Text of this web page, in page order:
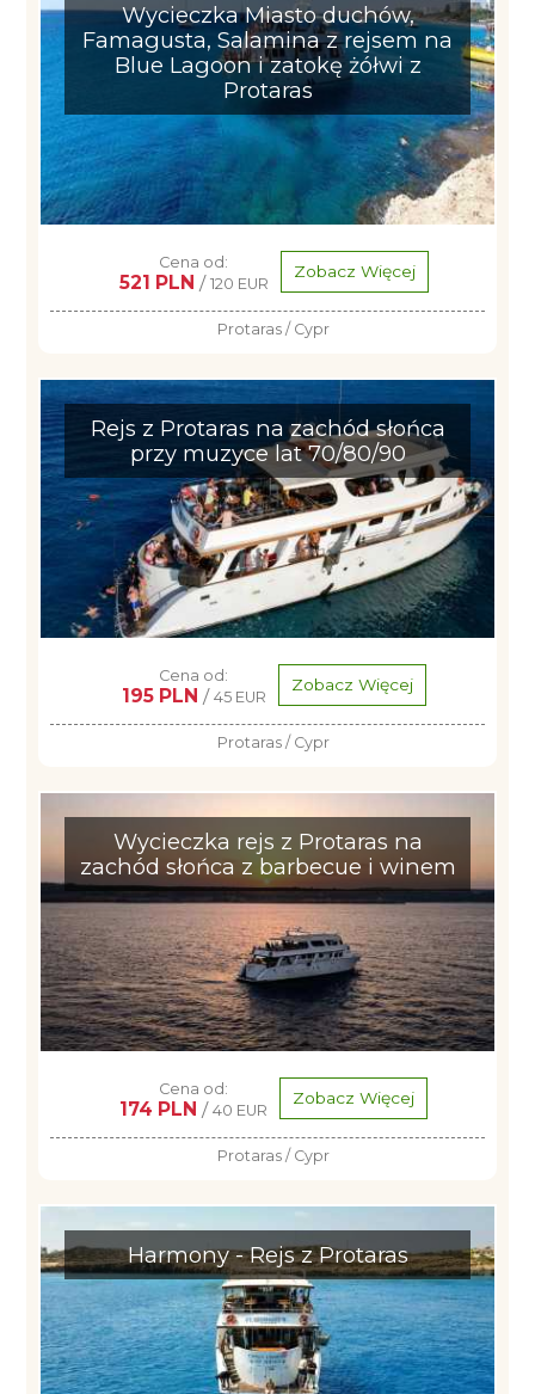
Wycieczka Miasto duchów,
Famagusta, Salamina z rejsem na
Blue Lagoon i zatokę żółwi z
Protaras
Cena od:
521 PLN / 120 EUR
Zobacz Więcej
Protaras / Cypr
Rejs z Protaras na zachód słońca
przy muzyce lat 70/80/90
Cena od:
195 PLN / 45 EUR
Zobacz Więcej
Protaras / Cypr
Wycieczka rejs z Protaras na
zachód słońca z barbecue i winem
Cena od:
174 PLN / 40 EUR
Zobacz Więcej
Protaras / Cypr
Harmony - Rejs z Protaras